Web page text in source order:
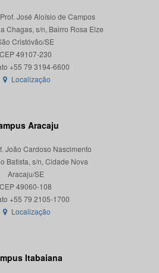
José Aloísio de Campos
Chagas, s/n, Bairro Rosa Elze
Cristóvão/SE
CEP 49107-230
Localização
Aracaju
João Cardoso Nascimento
Batista, s/n, Cidade Nova
Aracaju/SE
CEP 49060-108
Localização
Itabaiana